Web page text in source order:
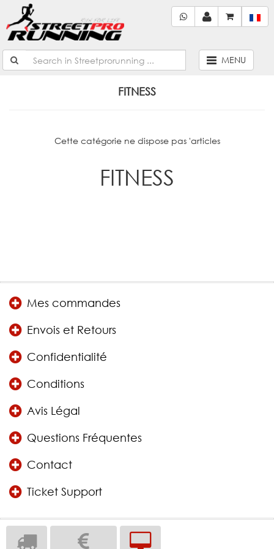
MENU
FITNESS
Cette catégorie ne dispose pas 'articles
FITNESS
Mes commandes
Envois et Retours
Confidentialité
Conditions
Avis Légal
Questions Fréquentes
Contact
Ticket Support